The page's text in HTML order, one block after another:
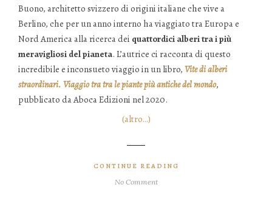
Buono, architetto svizzero di origini italiane che vive a
Berlino, che per un anno interno ha viaggiato tra Europa e
Nord America alla ricerca dei quattordici alberi tra i più
meravigliosi del pianeta. L’autrice ci racconta di questo
incredibile e inconsueto viaggio in un libro, Vite di alberi
straordinari. Viaggio tra tra le piante più antiche del mondo,
pubblicato da Aboca Edizioni nel 2020.
(altro…)
CONTINUE READING
No Comment